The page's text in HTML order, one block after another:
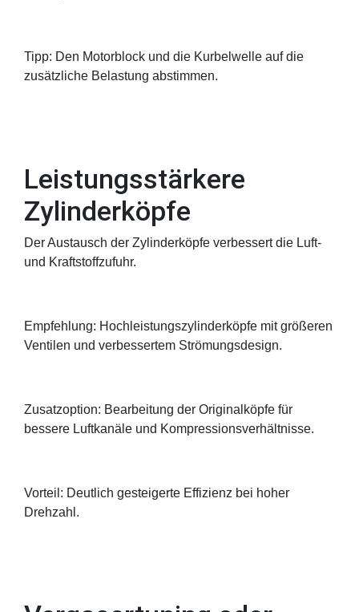
Tipp: Den Motorblock und die Kurbelwelle auf die
zusätzliche Belastung abstimmen.
Leistungsstärkere
Zylinderköpfe
Der Austausch der Zylinderköpfe verbessert die Luft-
und Kraftstoffzufuhr.
Empfehlung: Hochleistungszylinderköpfe mit größeren
Ventilen und verbessertem Strömungsdesign.
Zusatzoption: Bearbeitung der Originalköpfe für
bessere Luftkanäle und Kompressionsverhältnisse.
Vorteil: Deutlich gesteigerte Effizienz bei hoher
Drehzahl.